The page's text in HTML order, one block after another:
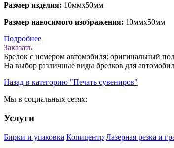
Размер изделия: 10ммх50мм
Размер наносимого изображения: 10ммх50мм
Подробнее
Заказать
Брелок с номером автомобиля: оригинальный
На выбор различные виды брелков для
Назад в категорию "Печать сувениров"
Мы в социальных сетях:
Услуги
Бирки и упаковка Копицентр Лазерная резка и